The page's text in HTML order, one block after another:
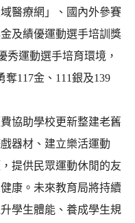
醫療網」、國內外參賽
及績優運動選手培訓獎
秀運動選手培育環境，
117金、111銀及139
協助學校更新整建老舊
器材、建立樂活運動
提供民眾運動休閒的友
康。未來教育局將持續
學生體能、養成學生規